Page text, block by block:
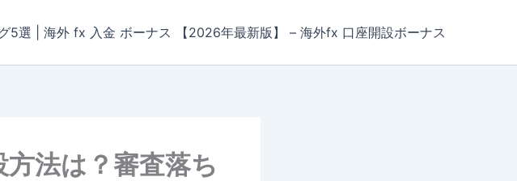
5選 | 海外 fx 入金 ボーナス 【2026年最新版】 – 海外fx 口座開設ボーナス
法は？審査落ち